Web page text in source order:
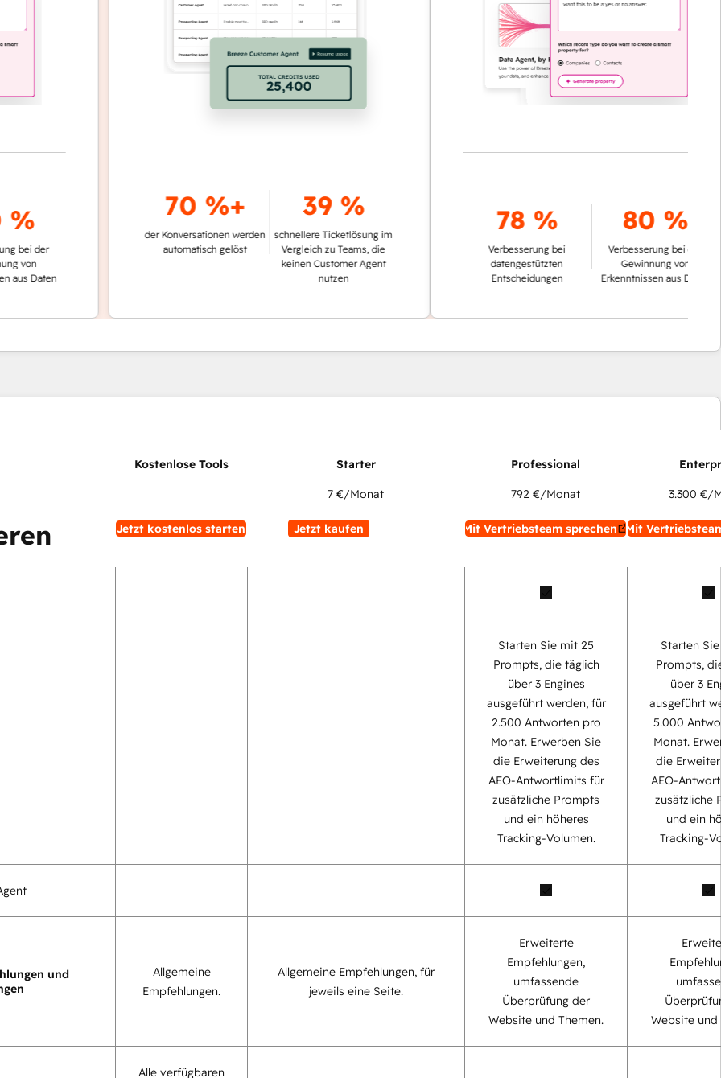
der
Daten
70 %+
der Konversationen werden
automatisch gelöst
39 %
schnellere Ticketlösung im
Vergleich zu Teams, die
keinen Customer Agent
nutzen
78 %
Verbesserung bei
datengestützten
Entscheidungen
80 %
Verbesserung bei der
Gewinnung von
Erkenntnissen aus Daten
Jetzt kostenlos starten
7 €/Monat
Jetzt kaufen
792 €/Monat
Mit Vertriebsteam sprechen
3.300 €/
Mit
Starten Sie mit 25
Prompts, die täglich
über 3 Engines
ausgeführt werden, für
2.500 Antworten pro
Monat. Erwerben Sie
die Erweiterung des
AEO-Antwortlimits für
zusätzliche Prompts
und ein höheres
Tracking-Volumen.
Starten
Prompts,
über 3
ausgeführt
5.000
Monat.
die
AEO-
zusätzliche
und ein
Tracking-
und
Allgemeine
Empfehlungen.
Allgemeine Empfehlungen, für
jeweils eine Seite.
Erweiterte
Empfehlungen,
umfassende
Überprüfung der
Website und Themen.
Website und
Alle verfügbaren